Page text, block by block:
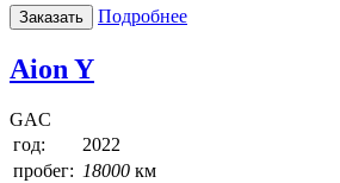
Заказать Подробнее
Aion Y
GAC
год:
2022
пробег: 18000 км